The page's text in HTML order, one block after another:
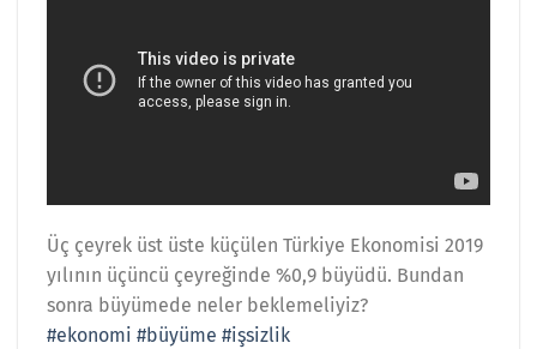
Üç çeyrek üst üste küçülen Türkiye Ekonomisi 2019
yılının üçüncü çeyreğinde %0,9 büyüdü. Bundan
sonra büyümede neler beklemeliyiz?
#ekonomi #büyüme #işsizlik